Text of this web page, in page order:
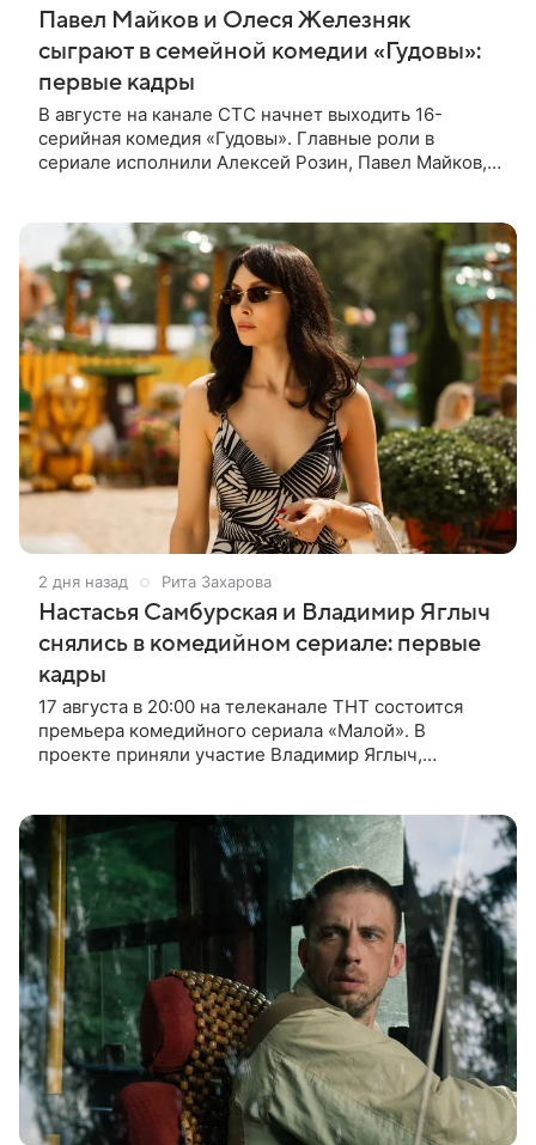
Павел Майков и Олеся Железняк
сыграют в семейной комедии «Гудовы»:
первые кадры
В августе на канале СТС начнет выходить 16-
серийная комедия «Гудовы». Главные роли в
сериале исполнили Алексей Розин, Павел Майков,
2 дня назад Рита Захарова
Настасья Самбурская и Владимир Яглыч
снялись в комедийном сериале: первые
кадры
17 августа в 20:00 на телеканале ТНТ состоится
премьера комедийного сериала «Малой». В
проекте приняли участие Владимир Яглыч,